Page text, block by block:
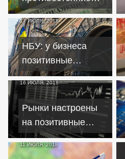
между США и
Китаем может
негативно
отразиться на
валютах Европы
17 ИЮЛЯ, 2018
НБУ: у бизнеса
позитивные
ожидания по
макроэкономике и
перспективам
развития
16 ИЮЛЯ, 2018
Рынки настроены
на позитивные
переговоры
лидеров России и
11 ИЮЛЯ, 2018